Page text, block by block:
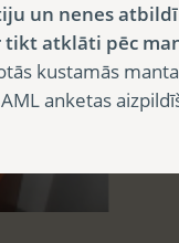
un nenes
tikt atklāti pēc
kustamās
anketas